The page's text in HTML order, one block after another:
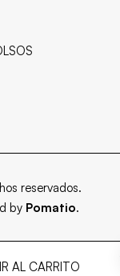
AL CARRITO
reservados.
by Pomatio.